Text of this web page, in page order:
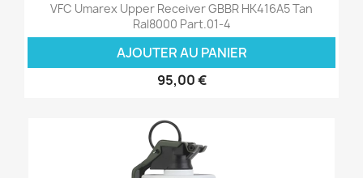
VFC Umarex Upper Receiver GBBR HK416A5 Tan
Ral8000 Part.01-4
AJOUTER AU PANIER
95,00 €